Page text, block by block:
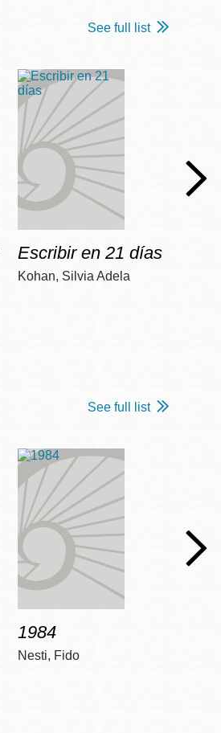
See full list
Escribir en 21 días
Kohan, Silvia Adela
See full list
1984
Nesti, Fido